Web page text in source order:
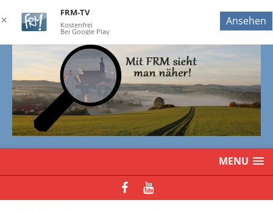
MENU
✕
FRM-TV
Kostenfrei
Bei Google Play
Ansehen